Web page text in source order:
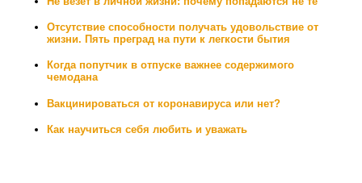
Отсутствие способности получать удовольствие от
жизни. Пять преград на пути к легкости бытия
Когда попутчик в отпуске важнее содержимого
чемодана
Вакцинироваться от коронавируса или нет?
Как научиться себя любить и уважать